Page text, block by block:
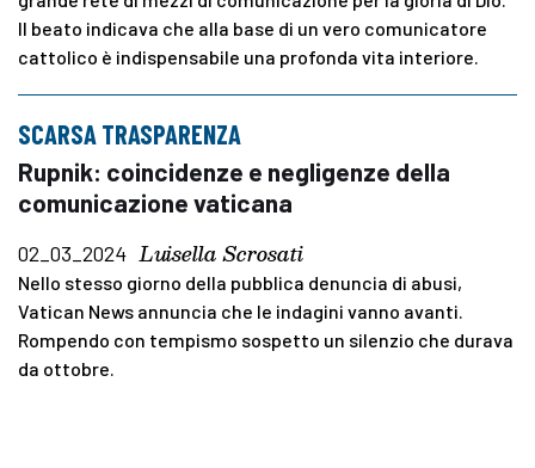
Il beato indicava che alla base di un vero comunicatore
cattolico è indispensabile una profonda vita interiore.
SCARSA TRASPARENZA
Rupnik: coincidenze e negligenze della
comunicazione vaticana
02_03_2024 Luisella Scrosati
Nello stesso giorno della pubblica denuncia di abusi,
Vatican News annuncia che le indagini vanno avanti.
Rompendo con tempismo sospetto un silenzio che durava
da ottobre.